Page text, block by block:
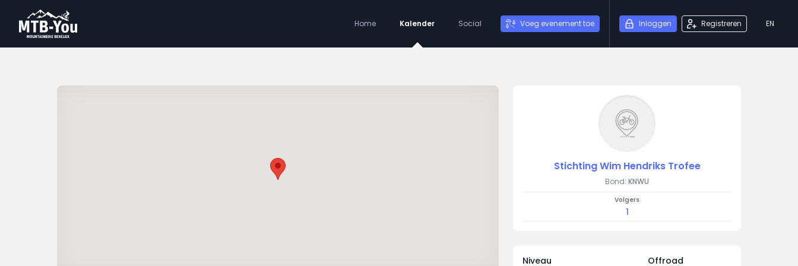
Home Kalender Social Voeg evenement toe Inloggen Registreren EN
Stichting Wim Hendriks Trofee
Bond: KNWU
Volgers
1
Niveau Offroad